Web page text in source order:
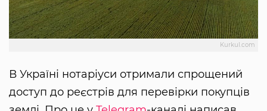
Kurkul.com
В Україні нотаріуси отримали спрощений
доступ до реєстрів для перевірки покупців